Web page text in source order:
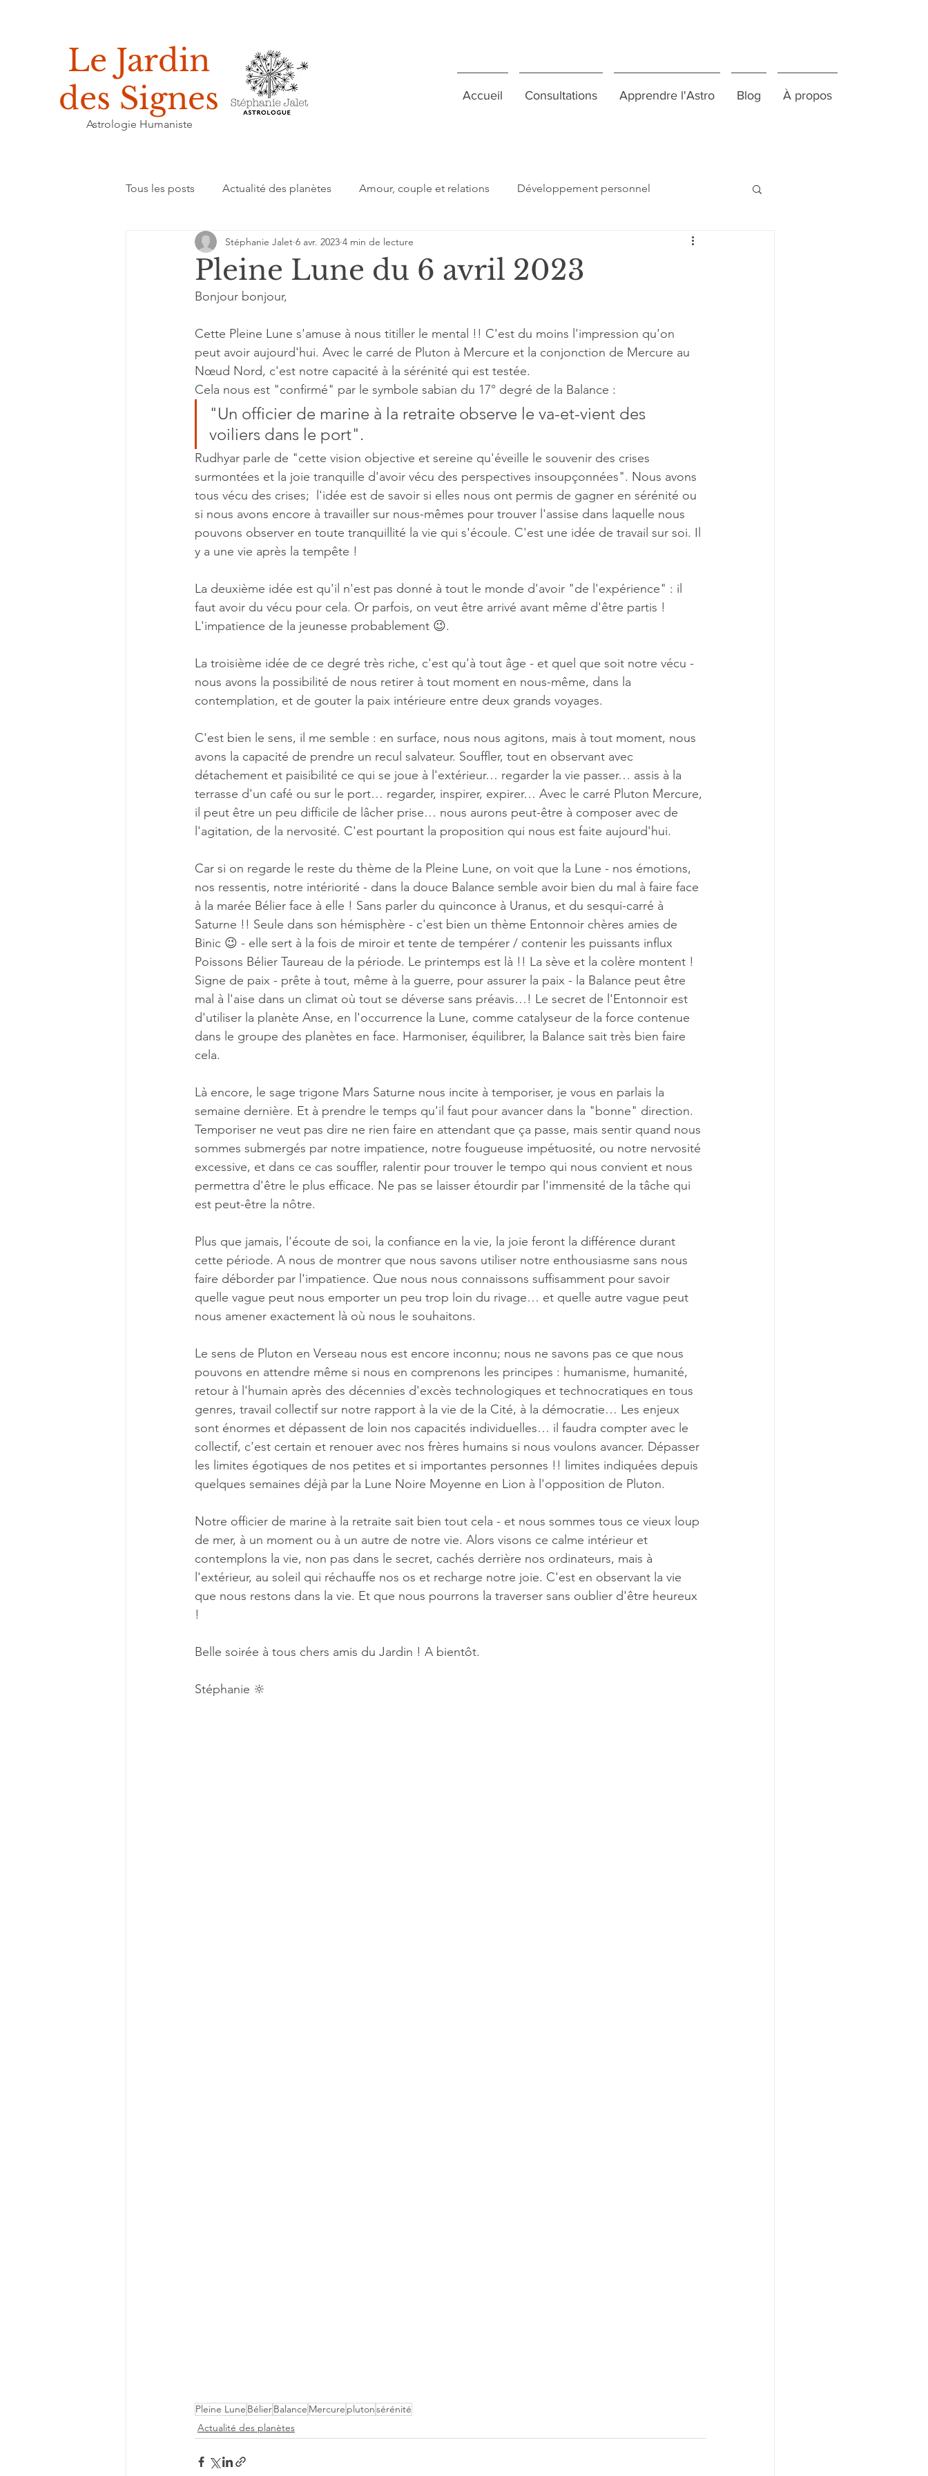
Le Jardin
des Signes
Astrologie Humaniste
Accueil Consultations Apprendre l'Astro Blog À propos
Tous les posts Actualité des planètes Amour, couple et relations Développement personnel
Enseignements Humeur du jour Important à retenir
Réflexion sur la pratique astrologi
Rencontrons-nous Pistes d'interprétation Grands cycles
Pleine Lune du 6 avril 2023
Stéphanie Jalet 6 avr. 2023 4 min de lecture
Bonjour bonjour,
Cette Pleine Lune s'amuse à nous titiller le mental !! C'est du moins l'impression qu'on
peut avoir aujourd'hui. Avec le carré de Pluton à Mercure et la conjonction de Mercure au
Nœud Nord, c'est notre capacité à la sérénité qui est testée.
Cela nous est "confirmé" par le symbole sabian du 17° degré de la Balance :
"Un officier de marine à la retraite observe le va-et-vient des
voiliers dans le port".
Rudhyar parle de "cette vision objective et sereine qu'éveille le souvenir des crises
surmontées et la joie tranquille d'avoir vécu des perspectives insoupçonnées". Nous avons
tous vécu des crises;  l'idée est de savoir si elles nous ont permis de gagner en sérénité ou
si nous avons encore à travailler sur nous-mêmes pour trouver l'assise dans laquelle nous
pouvons observer en toute tranquillité la vie qui s'écoule. C'est une idée de travail sur soi. Il
y a une vie après la tempête !
La deuxième idée est qu'il n'est pas donné à tout le monde d'avoir "de l'expérience" : il
faut avoir du vécu pour cela. Or parfois, on veut être arrivé avant même d'être partis !
L'impatience de la jeunesse probablement 😉.
La troisième idée de ce degré très riche, c'est qu'à tout âge - et quel que soit notre vécu -
nous avons la possibilité de nous retirer à tout moment en nous-même, dans la
contemplation, et de gouter la paix intérieure entre deux grands voyages.
C'est bien le sens, il me semble : en surface, nous nous agitons, mais à tout moment, nous
avons la capacité de prendre un recul salvateur. Souffler, tout en observant avec
détachement et paisibilité ce qui se joue à l'extérieur… regarder la vie passer… assis à la
terrasse d'un café ou sur le port… regarder, inspirer, expirer… Avec le carré Pluton Mercure,
il peut être un peu difficile de lâcher prise… nous aurons peut-être à composer avec de
l'agitation, de la nervosité. C'est pourtant la proposition qui nous est faite aujourd'hui.
Car si on regarde le reste du thème de la Pleine Lune, on voit que la Lune - nos émotions,
nos ressentis, notre intériorité - dans la douce Balance semble avoir bien du mal à faire face
à la marée Bélier face à elle ! Sans parler du quinconce à Uranus, et du sesqui-carré à
Saturne !! Seule dans son hémisphère - c'est bien un thème Entonnoir chères amies de
Binic 😉 - elle sert à la fois de miroir et tente de tempérer / contenir les puissants influx
Poissons Bélier Taureau de la période. Le printemps est là !! La sève et la colère montent !
Signe de paix - prête à tout, même à la guerre, pour assurer la paix - la Balance peut être
mal à l'aise dans un climat où tout se déverse sans préavis…! Le secret de l'Entonnoir est
d'utiliser la planète Anse, en l'occurrence la Lune, comme catalyseur de la force contenue
dans le groupe des planètes en face. Harmoniser, équilibrer, la Balance sait très bien faire
cela.
Là encore, le sage trigone Mars Saturne nous incite à temporiser, je vous en parlais la
semaine dernière. Et à prendre le temps qu'il faut pour avancer dans la "bonne" direction.
Temporiser ne veut pas dire ne rien faire en attendant que ça passe, mais sentir quand nous
sommes submergés par notre impatience, notre fougueuse impétuosité, ou notre nervosité
excessive, et dans ce cas souffler, ralentir pour trouver le tempo qui nous convient et nous
permettra d'être le plus efficace. Ne pas se laisser étourdir par l'immensité de la tâche qui
est peut-être la nôtre.
Plus que jamais, l'écoute de soi, la confiance en la vie, la joie feront la différence durant
cette période. A nous de montrer que nous savons utiliser notre enthousiasme sans nous
faire déborder par l'impatience. Que nous nous connaissons suffisamment pour savoir
quelle vague peut nous emporter un peu trop loin du rivage… et quelle autre vague peut
nous amener exactement là où nous le souhaitons.
Le sens de Pluton en Verseau nous est encore inconnu; nous ne savons pas ce que nous
pouvons en attendre même si nous en comprenons les principes : humanisme, humanité,
retour à l'humain après des décennies d'excès technologiques et technocratiques en tous
genres, travail collectif sur notre rapport à la vie de la Cité, à la démocratie… Les enjeux
sont énormes et dépassent de loin nos capacités individuelles… il faudra compter avec le
collectif, c'est certain et renouer avec nos frères humains si nous voulons avancer. Dépasser
les limites égotiques de nos petites et si importantes personnes !! limites indiquées depuis
quelques semaines déjà par la Lune Noire Moyenne en Lion à l'opposition de Pluton.
Notre officier de marine à la retraite sait bien tout cela - et nous sommes tous ce vieux loup
de mer, à un moment ou à un autre de notre vie. Alors visons ce calme intérieur et
contemplons la vie, non pas dans le secret, cachés derrière nos ordinateurs, mais à
l'extérieur, au soleil qui réchauffe nos os et recharge notre joie. C'est en observant la vie
que nous restons dans la vie. Et que nous pourrons la traverser sans oublier d'être heureux
!
Belle soirée à tous chers amis du Jardin ! A bientôt.
Stéphanie 🔆
Pleine Lune BélierBalance Mercure plutonsérénité
Actualité des planètes